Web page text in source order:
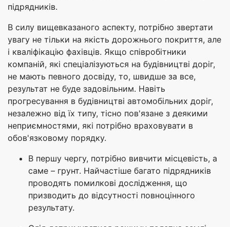
підрядників.
В силу вищевказаного аспекту, потрібно звертати
увагу не тільки на якість дорожнього покриття, але
і кваліфікацію фахівців. Якщо співробітники
компаній, які спеціалізуються на будівництві доріг,
не мають певного досвіду, то, швидше за все,
результат не буде задовільним. Навіть
прогресування в будівництві автомобільних доріг,
незалежно від їх типу, тісно пов'язане з деякими
неприємностями, які потрібно враховувати в
обов'язковому порядку.
В першу чергу, потрібно вивчити місцевість, а
саме – грунт. Найчастіше багато підрядників
проводять помилкові дослідження, що
призводить до відсутності повноцінного
результату.